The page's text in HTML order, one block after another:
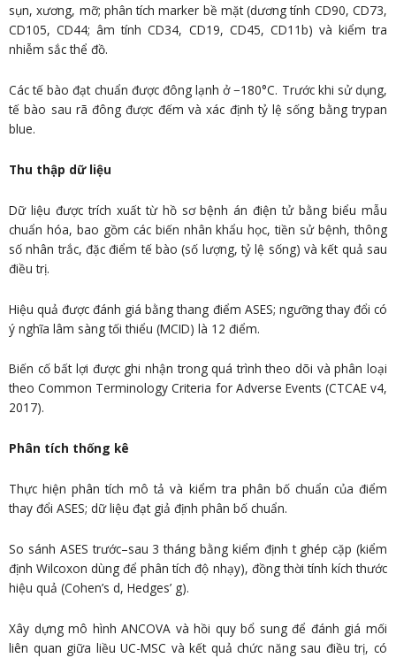
sụn, xương, mỡ; phân tích marker bề mặt (dương tính CD90, CD73,
CD105, CD44; âm tính CD34, CD19, CD45, CD11b) và kiểm tra
nhiễm sắc thể đồ.
Các tế bào đạt chuẩn được đông lạnh ở −180°C. Trước khi sử dụng,
tế bào sau rã đông được đếm và xác định tỷ lệ sống bằng trypan
blue.
Thu thập dữ liệu
Dữ liệu được trích xuất từ hồ sơ bệnh án điện tử bằng biểu mẫu
chuẩn hóa, bao gồm các biến nhân khẩu học, tiền sử bệnh, thông
số nhân trắc, đặc điểm tế bào (số lượng, tỷ lệ sống) và kết quả sau
điều trị.
Hiệu quả được đánh giá bằng thang điểm ASES; ngưỡng thay đổi có
ý nghĩa lâm sàng tối thiểu (MCID) là 12 điểm.
Biến cố bất lợi được ghi nhận trong quá trình theo dõi và phân loại
theo Common Terminology Criteria for Adverse Events (CTCAE v4,
2017).
Phân tích thống kê
Thực hiện phân tích mô tả và kiểm tra phân bố chuẩn của điểm
thay đổi ASES; dữ liệu đạt giả định phân bố chuẩn.
So sánh ASES trước–sau 3 tháng bằng kiểm định t ghép cặp (kiểm
định Wilcoxon dùng để phân tích độ nhạy), đồng thời tính kích thước
hiệu quả (Cohen’s d, Hedges’ g).
Xây dựng mô hình ANCOVA và hồi quy bổ sung để đánh giá mối
liên quan giữa liều UC-MSC và kết quả chức năng sau điều trị, có